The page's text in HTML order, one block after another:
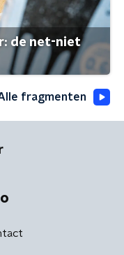
de net-niet
fragmenten